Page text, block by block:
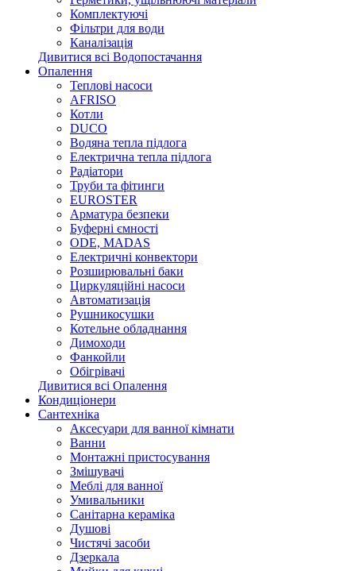
Комплектуючі
Фільтри для води
Каналізація
Дивитися всі Водопостачання
Опалення
Теплові насоси
AFRISO
Котли
DUCO
Водяна тепла підлога
Електрична тепла підлога
Радіатори
Труби та фітинги
EUROSTER
Арматура безпеки
Буферні ємності
ODE, MADAS
Електричні конвектори
Розширювальні баки
Циркуляційні насоси
Автоматизація
Рушникосушки
Котельне обладнання
Димоходи
Фанкойли
Обігрівачі
Дивитися всі Опалення
Кондиціонери
Сантехніка
Аксесуари для ванної кімнати
Ванни
Монтажні пристосування
Змішувачі
Меблі для ванної
Умивальники
Санітарна кераміка
Душові
Чистячі засоби
Дзеркала